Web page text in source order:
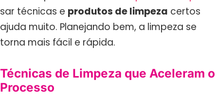
sar técnicas e produtos de limpeza certos
ajuda muito. Planejando bem, a limpeza se
torna mais fácil e rápida.
Técnicas de Limpeza que Aceleram o
Processo